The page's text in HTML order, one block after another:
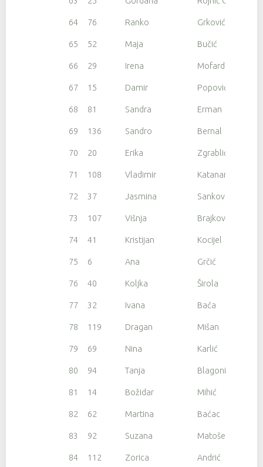
64 76 Ranko Grković
65 52 Maja Bučić
66 29 Irena Mofardin
67 15 Damir Popović
68 81 Sandra Erman
69 136 Sandro Bernal
70 20 Erika Zgrablić
71 108 Vladimir Katanar
72 37 Jasmina Sanković
73 107 Višnja Brajković
74 41 Kristijan Kocijel
75 6 Ana Grčić
76 40 Koljka Širola
77 32 Ivana Baća
78 119 Dragan Mišan
79 69 Nina Karlić
80 94 Tanja Blagonić
81 14 Božidar Mihić
82 62 Martina Baćac
83 92 Suzana Matošević
84 112 Zorica Andrić